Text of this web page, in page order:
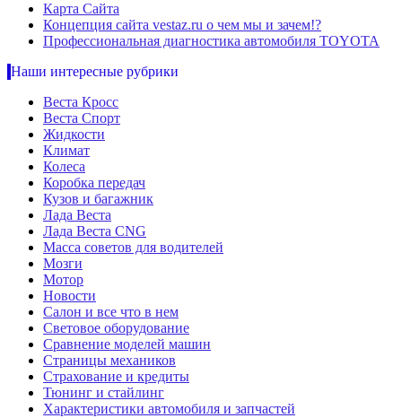
Карта Сайта
Концепция сайта vestaz.ru о чем мы и зачем!?
Профессиональная диагностика автомобиля TOYOTA
Наши интересные рубрики
Веста Кросс
Веста Спорт
Жидкости
Климат
Колеса
Коробка передач
Кузов и багажник
Лада Веста
Лада Веста CNG
Масса советов для водителей
Мозги
Мотор
Новости
Салон и все что в нем
Световое оборудование
Сравнение моделей машин
Страницы механиков
Страхование и кредиты
Тюнинг и стайлинг
Характеристики автомобиля и запчастей